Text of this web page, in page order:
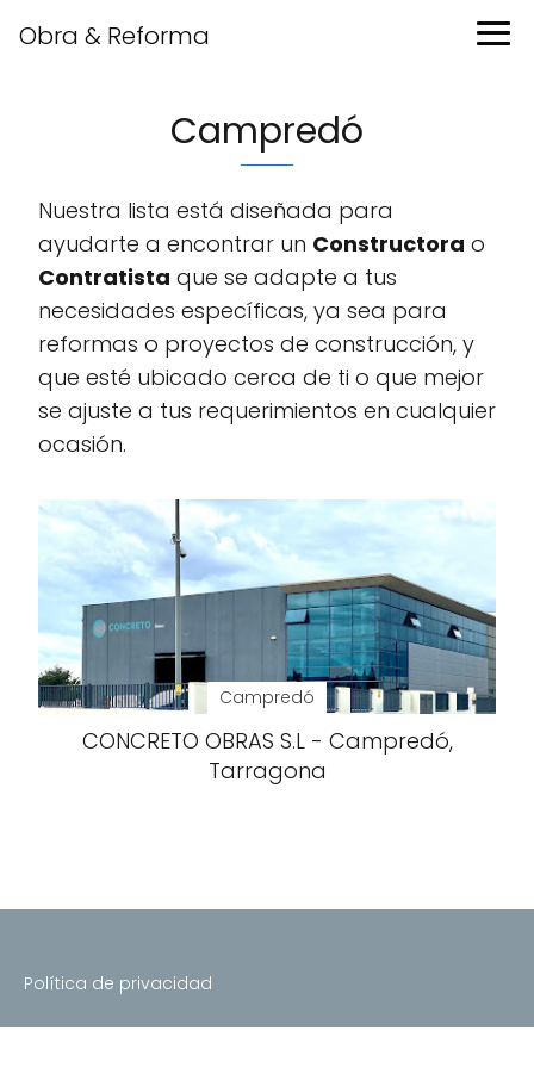
Obra & Reforma
Campredó
Nuestra lista está diseñada para
ayudarte a encontrar un Constructora o
Contratista que se adapte a tus
necesidades específicas, ya sea para
reformas o proyectos de construcción, y
que esté ubicado cerca de ti o que mejor
se ajuste a tus requerimientos en cualquier
ocasión.
Campredó
CONCRETO OBRAS S.L - Campredó,
Tarragona
Política de privacidad